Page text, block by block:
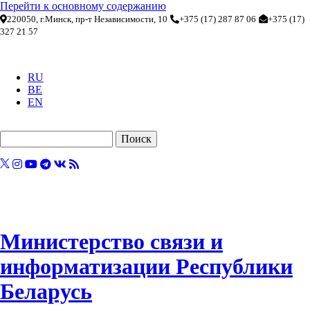
Перейти к основному содержанию
220050, г.Минск, пр-т Независимости, 10 +375 (17) 287 87 06
+375 (17)
327 21 57
RU
BE
EN
Министерство связи и
информатизации Республики
Беларусь